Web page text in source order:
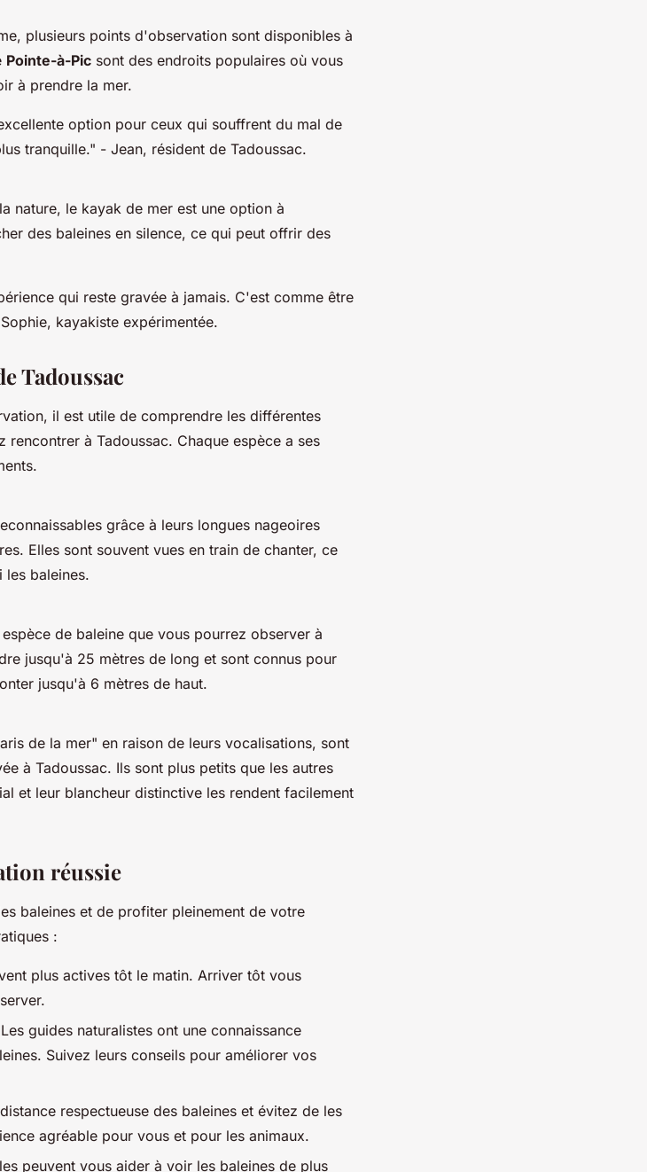
plusieurs points d'observation sont disponibles à
Pointe-à-Pic sont des endroits populaires où vous
à prendre la mer.
option pour ceux qui souffrent du mal de
tranquille." - Jean, résident de Tadoussac.
nature, le kayak de mer est une option à
des baleines en silence, ce qui peut offrir des
qui reste gravée à jamais. C'est comme être
kayakiste expérimentée.
Tadoussac
il est utile de comprendre les différentes
à Tadoussac. Chaque espèce a ses
grâce à leurs longues nageoires
Elles sont souvent vues en train de chanter, ce
les baleines.
de baleine que vous pourrez observer à
jusqu'à 25 mètres de long et sont connus pour
jusqu'à 6 mètres de haut.
de la mer" en raison de leurs vocalisations, sont
à Tadoussac. Ils sont plus petits que les autres
et leur blancheur distinctive les rendent facilement
réussie
baleines et de profiter pleinement de votre
:
plus actives tôt le matin. Arriver tôt vous
guides naturalistes ont une connaissance
Suivez leurs conseils pour améliorer vos
respectueuse des baleines et évitez de les
agréable pour vous et pour les animaux.
peuvent vous aider à voir les baleines de plus